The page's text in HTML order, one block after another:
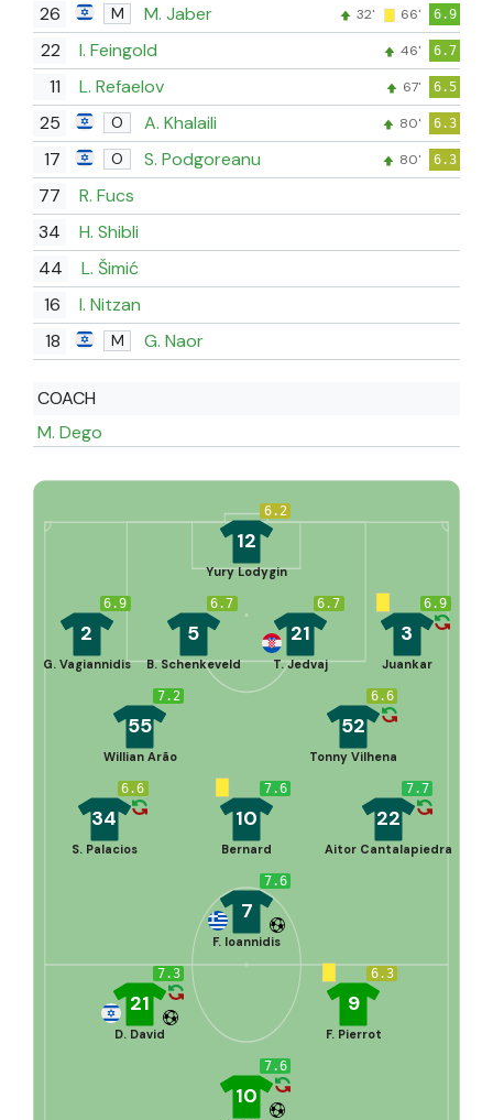
26
M M. Jaber 32' 66' 6.9
22 I. Feingold 46' 6.7
11 L. Refaelov 67' 6.5
25 O A. Khalaili 80' 6.3
17 O S. Podgoreanu 80' 6.3
77
R. Fucs
34
H. Shibli
44
L. Šimić
16
I. Nitzan
18
M G. Naor
COACH
M. Dego
6.2
12
Yury Lodygin
6.9
3
Juankar
6.7
21
T. Jedvaj
6.7
5
B. Schenkeveld
6.9
2
G. Vagiannidis
6.6
52
Tonny Vilhena
7.2
55
Willian Arão
7.7
22
Aitor Cantalapiedra
7.6
10
Bernard
6.6
34
S. Palacios
7.6
7
F. Ioannidis
7.6
10
7.3
21
D. David
6.3
9
F. Pierrot